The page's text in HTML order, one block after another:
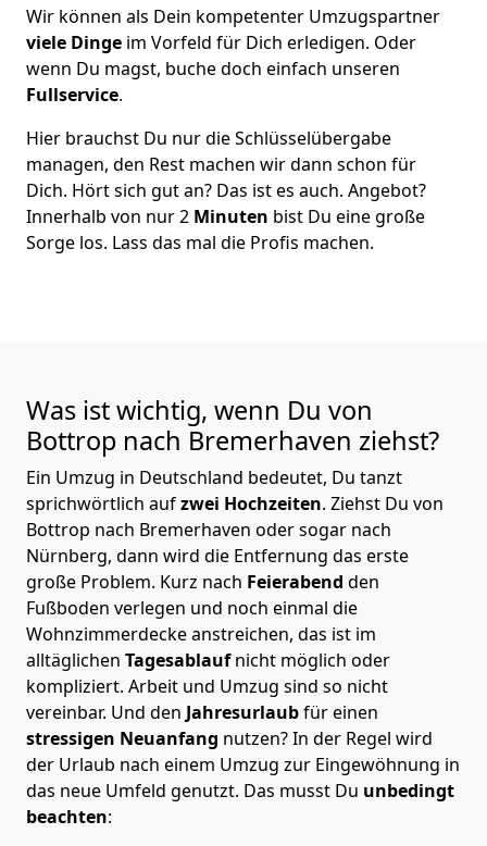
Wir können als Dein kompetenter Umzugspartner
viele Dinge im Vorfeld für Dich erledigen. Oder
wenn Du magst, buche doch einfach unseren
Fullservice.
Hier brauchst Du nur die Schlüsselübergabe
managen, den Rest machen wir dann schon für
Dich. Hört sich gut an? Das ist es auch. Angebot?
Innerhalb von nur 2 Minuten bist Du eine große
Sorge los. Lass das mal die Profis machen.
Was ist wichtig, wenn Du von
Bottrop nach Bremer­haven ziehst?
Ein Umzug in Deutschland bedeutet, Du tanzt
sprichwörtlich aufzwei Hochzeiten. Ziehst Du von
Bottrop nach Bremer­haven oder sogar nach
Nürnberg, dann wird die Entfernung das erste
große Problem. Kurz nach Feierabend den
Fußboden verlegen und noch einmal die
Wohnzimmerdecke anstreichen, das ist im
alltäglichen Tagesablaufnicht möglich oder
kompliziert. Arbeit und Umzug sind so nicht
vereinbar. Und den Jahresurlaubfür einen
stressigen Neuanfang nutzen? In der Regel wird
der Urlaub nach einem Umzug zur Eingewöhnung in
das neue Umfeld genutzt. Das musst Du unbedingt
beachten: